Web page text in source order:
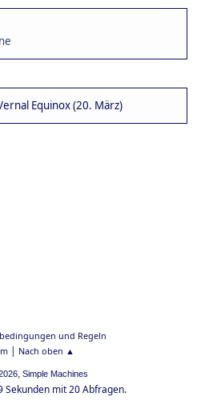
Equinox (20. März)
und Regeln
| Nach oben ▲
, Simple Machines
Sekunden mit 20 Abfragen.